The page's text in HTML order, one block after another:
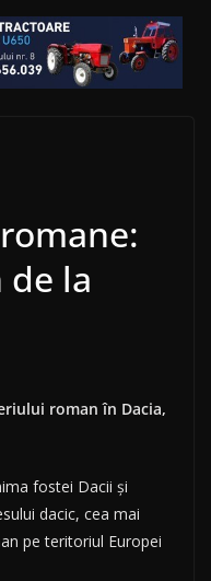
de la
roman în Dacia,
fostei Dacii și
dacic, cea mai
pe teritoriul Europei